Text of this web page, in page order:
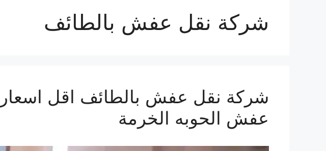
شركة نقل عفش بالطائف
شركة نقل عفش بالطائف اقل اسعار
عفش الحوبه الخرمة